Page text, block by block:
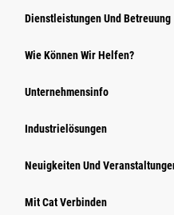
Dienstleistungen Und Betreuung
Wie Können Wir Helfen?
Unternehmensinfo
Industrielösungen
Neuigkeiten Und
Mit Cat Verbinden